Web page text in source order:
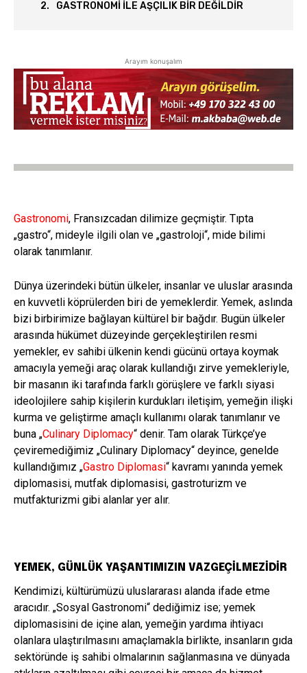
GASTRONOMİ İLE AŞÇILIK BİR DEĞİLDİR
Arayım konuşalım
Gastronomi, Fransızcadan dilimize geçmiştir. Tıpta
„gastro“, mideyle ilgili olan ve „gastroloji“, mide bilimi
olarak tanımlanır.
Dünya üzerindeki bütün ülkeler, insanlar ve uluslar arasında
en kuvvetli köprülerden biri de yemeklerdir. Yemek, aslında
bizi birbirimize bağlayan kültürel bir bağdır. Bugün ülkeler
arasında hükümet düzeyinde gerçekleştirilen resmi
yemekler, ev sahibi ülkenin kendi gücünü ortaya koymak
amacıyla yemeği araç olarak kullandığı zirve yemekleriyle,
bir masanın iki tarafında farklı görüşlere ve farklı siyasi
ideolojilere sahip kişilerin kurdukları iletişim, yemeğin ilişki
kurma ve geliştirme amaçlı kullanımı olarak tanımlanır ve
buna „Culinary Diplomacy“ denir. Tam olarak Türkçe’ye
çeviremediğimiz „Culinary Diplomacy“ deyince, genelde
kullandığımız „Gastro Diplomasi“ kavramı yanında yemek
diplomasisi, mutfak diplomasisi, gastroturizm ve
mutfakturizmi gibi alanlar yer alır.
YEMEK, GÜNLÜK YAŞANTIMIZIN VAZGEÇİLMEZİDİR
Kendimizi, kültürümüzü uluslararası alanda ifade etme
aracıdır. „Sosyal Gastronomi“ dediğimiz ise; yemek
diplomasisini de içine alan, yemeğin yardıma ihtiyacı
olanlara ulaştırılmasını amaçlamakla birlikte, insanların gıda
sektöründe iş sahibi olmalarının sağlanmasına ve dünyada